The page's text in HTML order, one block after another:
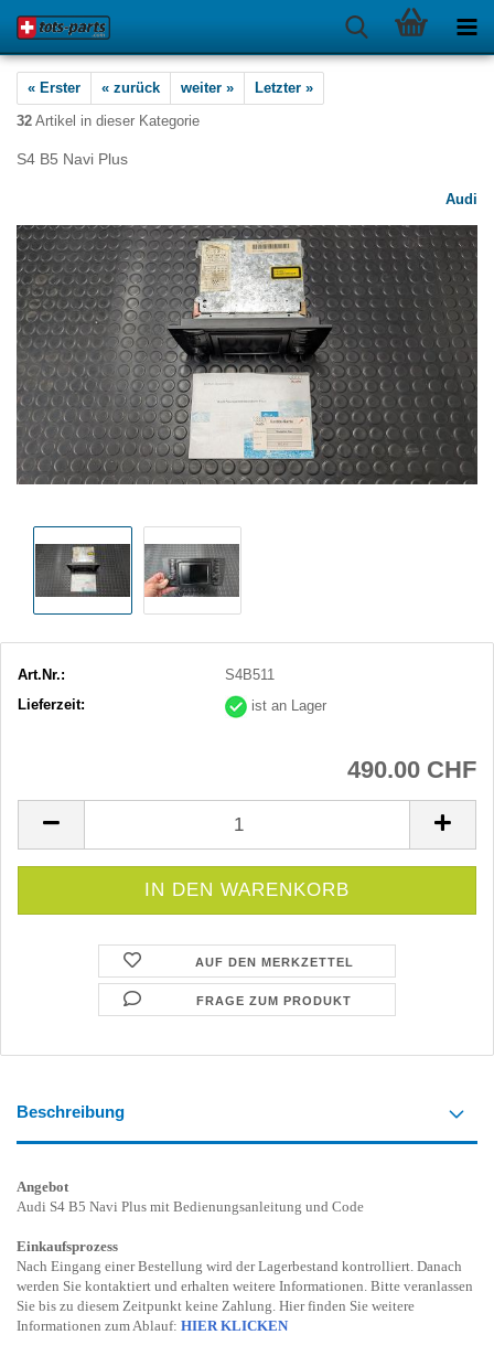
« Erster « zurück weiter »
Letzter »
32 Artikel in dieser Kategorie
S4 B5 Navi Plus
Audi
Art.Nr.:
S4B511
Lieferzeit:
ist an Lager
490.00 CHF
AUF DEN MERKZETTEL
FRAGE ZUM PRODUKT
Beschreibung
Angebot
Audi S4 B5 Navi Plus mit Bedienungsanleitung und Code
Einkaufsprozess
Nach Eingang einer Bestellung wird der Lagerbestand kontrolliert. Danach
werden Sie kontaktiert und erhalten weitere Informationen. Bitte veranlassen
Sie bis zu diesem Zeitpunkt keine Zahlung. Hier finden Sie weitere
Informationen zum Ablauf: HIER KLICKEN